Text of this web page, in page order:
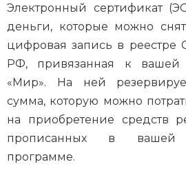
Электронный сертификат
деньги, которые можно
цифровая запись в реестре
РФ, привязанная к вашей
«Мир». На ней
сумма, которую можно
на приобретение средств
прописанных в вашей
программе.